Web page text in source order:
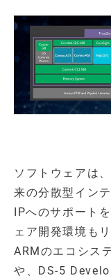
ソフトウェアは
来の分散型イン
IPへのサポート
ェア開発環境も
ARMのエコシス
や、DS-5